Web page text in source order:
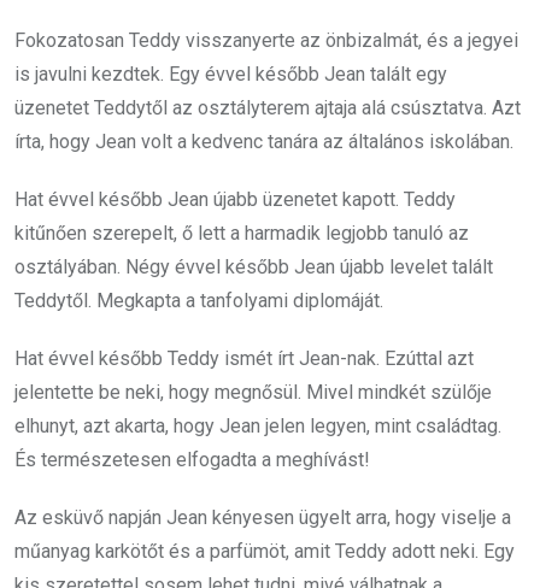
Fokozatosan Teddy visszanyerte az önbizalmát, és a jegyei
is javulni kezdtek. Egy évvel később Jean talált egy
üzenetet Teddytől az osztályterem ajtaja alá csúsztatva. Azt
írta, hogy Jean volt a kedvenc tanára az általános iskolában.
Hat évvel később Jean újabb üzenetet kapott. Teddy
kitűnően szerepelt, ő lett a harmadik legjobb tanuló az
osztályában. Négy évvel később Jean újabb levelet talált
Teddytől. Megkapta a tanfolyami diplomáját.
Hat évvel később Teddy ismét írt Jean-nak. Ezúttal azt
jelentette be neki, hogy megnősül. Mivel mindkét szülője
elhunyt, azt akarta, hogy Jean jelen legyen, mint családtag.
És természetesen elfogadta a meghívást!
Az esküvő napján Jean kényesen ügyelt arra, hogy viselje a
műanyag karkötőt és a parfümöt, amit Teddy adott neki. Egy